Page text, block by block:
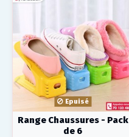
Epuisé
Range Chaussures - Pack
de 6